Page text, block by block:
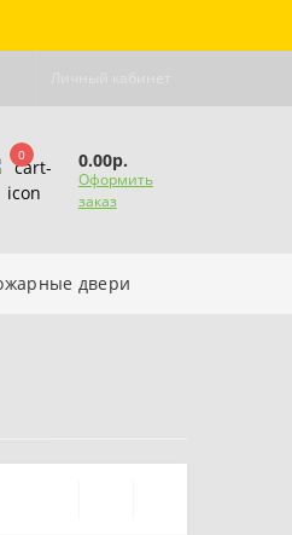
0 0.00р.
Оформить
заказ
двери